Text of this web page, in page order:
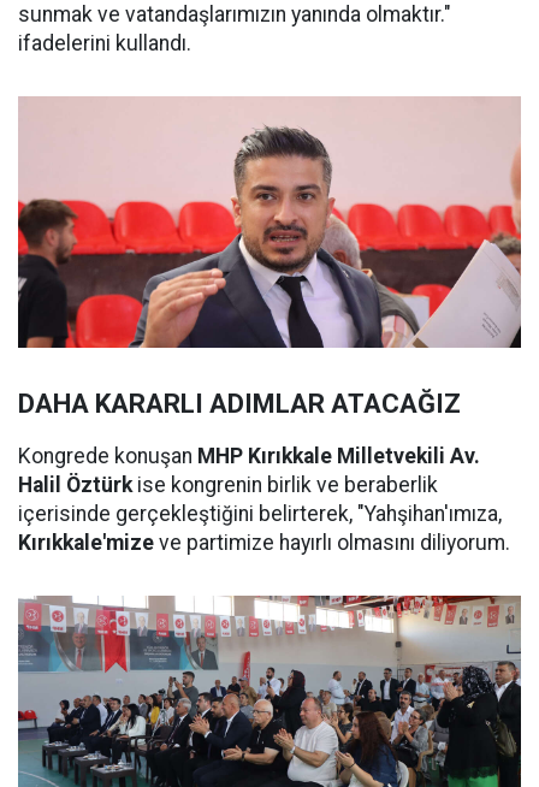
sunmak ve vatandaşlarımızın yanında olmaktır."
ifadelerini kullandı.
DAHA KARARLI ADIMLAR ATACAĞIZ
Kongrede konuşan MHP Kırıkkale Milletvekili Av.
Halil Öztürkise kongrenin birlik ve beraberlik
içerisinde gerçekleştiğini belirterek, "Yahşihan'ımıza,
Kırıkkale'mize ve partimize hayırlı olmasını diliyorum.